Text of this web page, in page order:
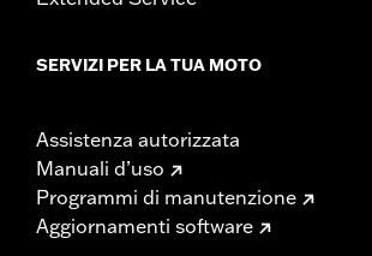
SERVIZI PER LA TUA MOTO
Assistenza autorizzata
Manuali d’uso
Programmi di manutenzione
Aggiornamenti software